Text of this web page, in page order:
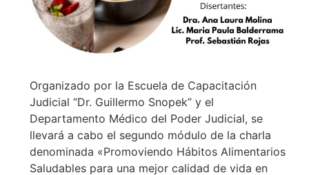
Organizado por la Escuela de Capacitación
Judicial “Dr. Guillermo Snopek” y el
Departamento Médico del Poder Judicial, se
llevará a cabo el segundo módulo de la charla
denominada «Promoviendo Hábitos Alimentarios
Saludables para una mejor calidad de vida en